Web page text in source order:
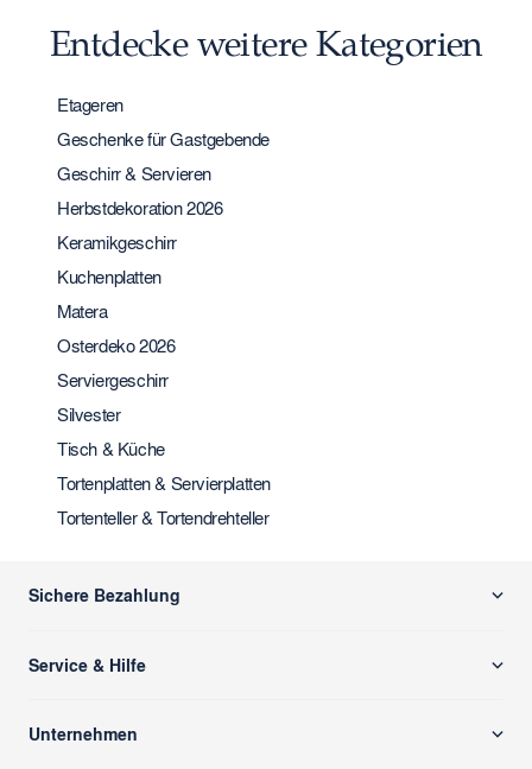
Entdecke weitere Kategorien
Etageren
Geschenke für Gastgebende
Geschirr & Servieren
Herbstdekoration 2026
Keramikgeschirr
Kuchenplatten
Matera
Osterdeko 2026
Serviergeschirr
Silvester
Tisch & Küche
Tortenplatten & Servierplatten
Tortenteller & Tortendrehteller
Sichere Bezahlung
Unternehmen
Service & Hilfe